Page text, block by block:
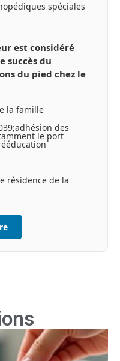
spéciales
est considéré
succès du
du pied chez le
la famille
des
le port
résidence de la